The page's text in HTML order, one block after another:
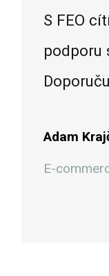
S FEO
podporu
Adam
E-